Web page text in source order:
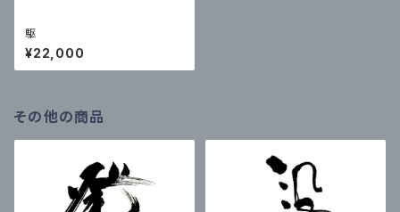
駆
¥22,000
その他の商品